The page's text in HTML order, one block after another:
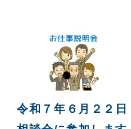
令和７年６月２２